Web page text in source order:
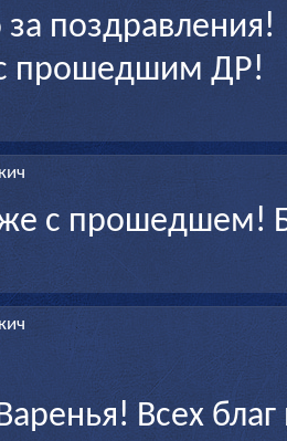
поздравления!
прошедшим ДР!
с прошедшем!
Всех